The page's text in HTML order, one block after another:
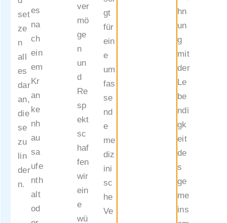
set
ze
n
all
es
dar
an,
die
se
zu
lin
der
n.
es
na
ch
ein
em
Kr
an
ke
nh
au
sa
ufe
nth
alt
od
ver
mö
ge
n
un
d
Re
sp
ekt
sc
haf
fen
wir
ein
e
wü
gt
für
ein
e
um
fas
se
nd
e
me
diz
ini
sc
he
Ve
hn
un
g
mit
der
Le
be
ndi
gk
eit
de
s
ge
me
ins